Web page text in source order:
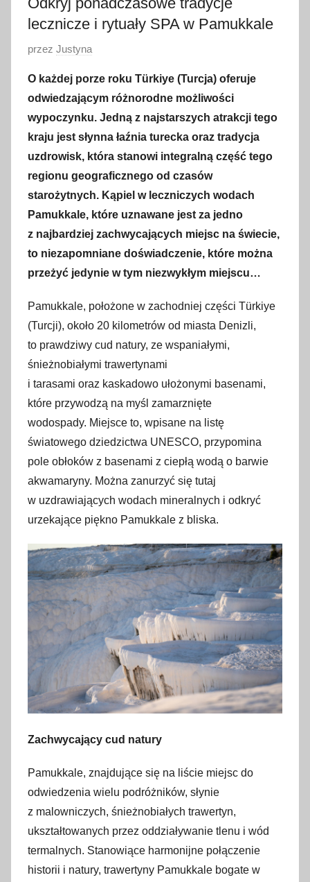
lecznicze i rytuały SPA w Pamukkale
O
u
b
l
i
k
o
w
a
n
o
w
i
i
a
2
0
2
4
przez Justyna
O każdej porze roku Türkiye (Turcja) oferuje
odwiedzającym różnorodne możliwości
wypoczynku. Jedną z najstarszych atrakcji tego
kraju jest słynna łaźnia turecka oraz tradycja
uzdrowisk, która stanowi integralną część tego
regionu geograficznego od czasów
starożytnych. Kąpiel w leczniczych wodach
Pamukkale, które uznawane jest za jedno
z najbardziej zachwycających miejsc na świecie,
to niezapomniane doświadczenie, które można
przeżyć jedynie w tym niezwykłym miejscu…
Pamukkale, położone w zachodniej części Türkiye
(Turcji), około 20 kilometrów od miasta Denizli,
to prawdziwy cud natury, ze wspaniałymi,
śnieżnobiałymi trawertynami
i tarasami oraz kaskadowo ułożonymi basenami,
które przywodzą na myśl zamarznięte
wodospady. Miejsce to, wpisane na listę
światowego dziedzictwa UNESCO, przypomina
pole obłoków z basenami z ciepłą wodą o barwie
akwamaryny. Można zanurzyć się tutaj
w uzdrawiających wodach mineralnych i odkryć
urzekające piękno Pamukkale z bliska.
Zachwycający cud natury
Pamukkale, znajdujące się na liście miejsc do
odwiedzenia wielu podróżników, słynie
z malowniczych, śnieżnobiałych trawertyn,
ukształtowanych przez oddziaływanie tlenu i wód
termalnych. Stanowiące harmonijne połączenie
historii i natury, trawertyny Pamukkale bogate w